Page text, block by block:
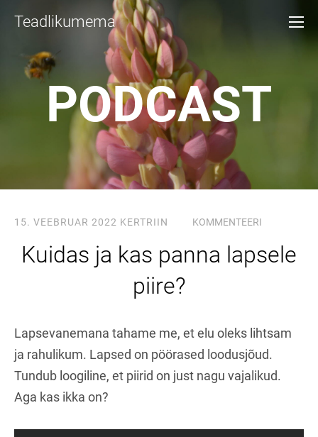
Teadlikumema
PODCAST
15. VEEBRUAR 2022 KERTRIIN KOMMENTEERI
Kuidas ja kas panna lapsele
piire?
Lapsevanemana tahame me, et elu oleks lihtsam
ja rahulikum. Lapsed on pöörased loodusjõud.
Tundub loogiline, et piirid on just nagu vajalikud.
Aga kas ikka on?